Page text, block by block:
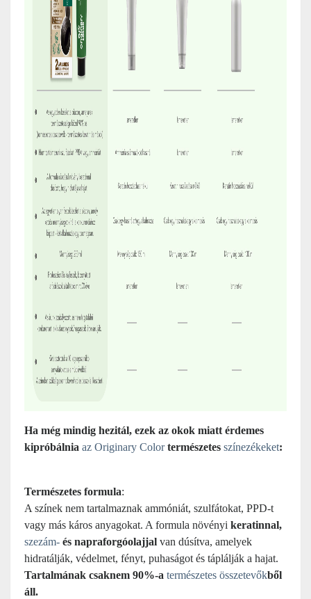
Ha még mindig hezitál, ezek az okok miatt érdemes
kipróbálnia az Originary Colortermészetes színezékeket:
Természetes formula:
A színek nem tartalmaznak ammóniát, szulfátokat, PPD-t
vagy más káros anyagokat. A formula növényi keratinnal,
szezám- és napraforgóolajjal van dúsítva, amelyek
hidratálják, védelmet, fényt, puhaságot és táplálják a hajat.
Tartalmának csaknem 90%-a természetes összetevőkből
áll.